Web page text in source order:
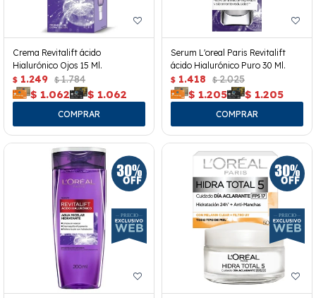
Crema Revitalift ácido
Hialurónico Ojos 15 Ml.
$ 1.249 $ 1.784
$ 1.062 $ 1.062
Serum L'oreal Paris Revitalift
ácido Hialurónico Puro 30 Ml.
$ 1.418 $ 2.025
$ 1.205 $ 1.205